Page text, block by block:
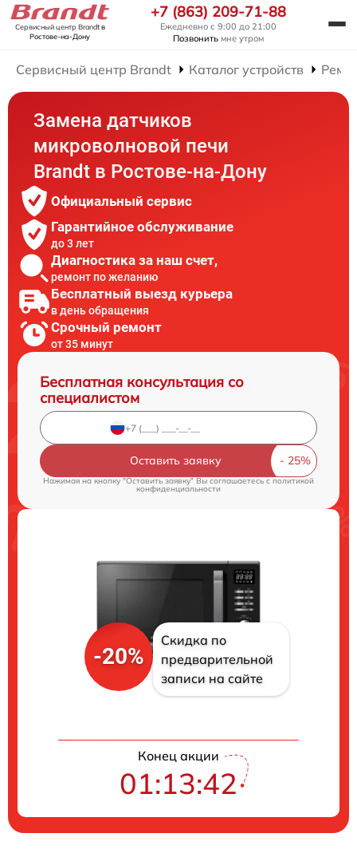
Сервисный центр Brandtв
Ростове-на-Дону
+7 (863) 209-71-88
Ежедневно с 9:00 до 21:00
Позвонить мне утром
Сервисный центр Brandt Каталог устройств
Замена датчиков
микроволновой печи
Brandt в Ростове-на-Дону
Официальный сервис
Гарантийное обслуживание
до 3 лет
Диагностика за наш счет,
ремонт по желанию
Бесплатный выезд курьера
в день обращения
Срочный ремонт
от 35 минут
Бесплатная консультация со
специалистом
Оставить заявку
Нажимая на кнопку "Оставить заявку" Вы соглашаетесь cполитикой
конфиденциальности
-20%
Скидка по
предварительной
записи на сайте
Конец акции
01:13:42